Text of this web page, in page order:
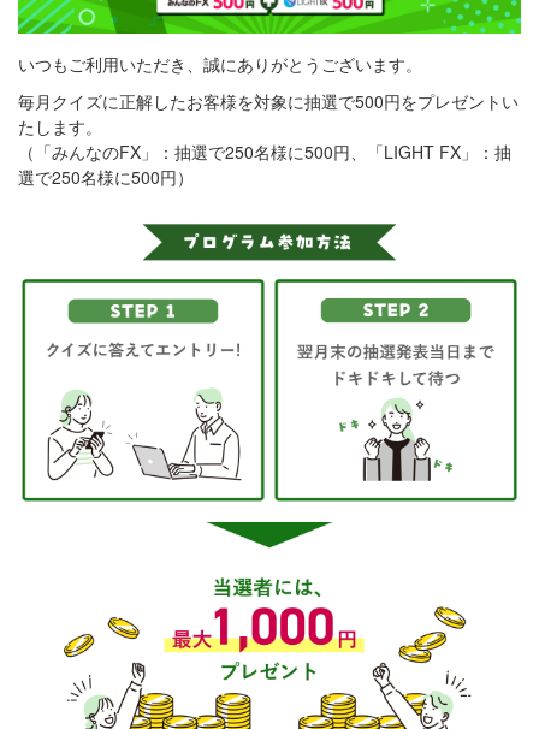
いつもご利用いただき、誠にありがとうございます。
毎月クイズに正解したお客様を対象に抽選で500円をプレゼントい
たします。
（「みんなのFX」：抽選で250名様に500円、「LIGHT FX」：抽
選で250名様に500円）